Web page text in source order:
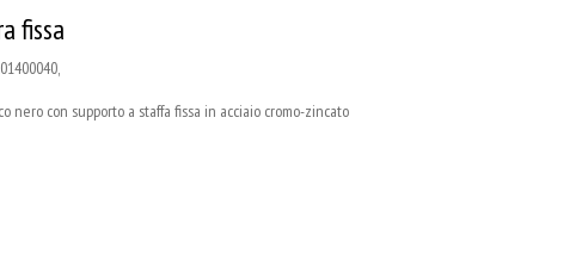
fissa
nero con supporto a staffa fissa in acciaio cromo-zincato